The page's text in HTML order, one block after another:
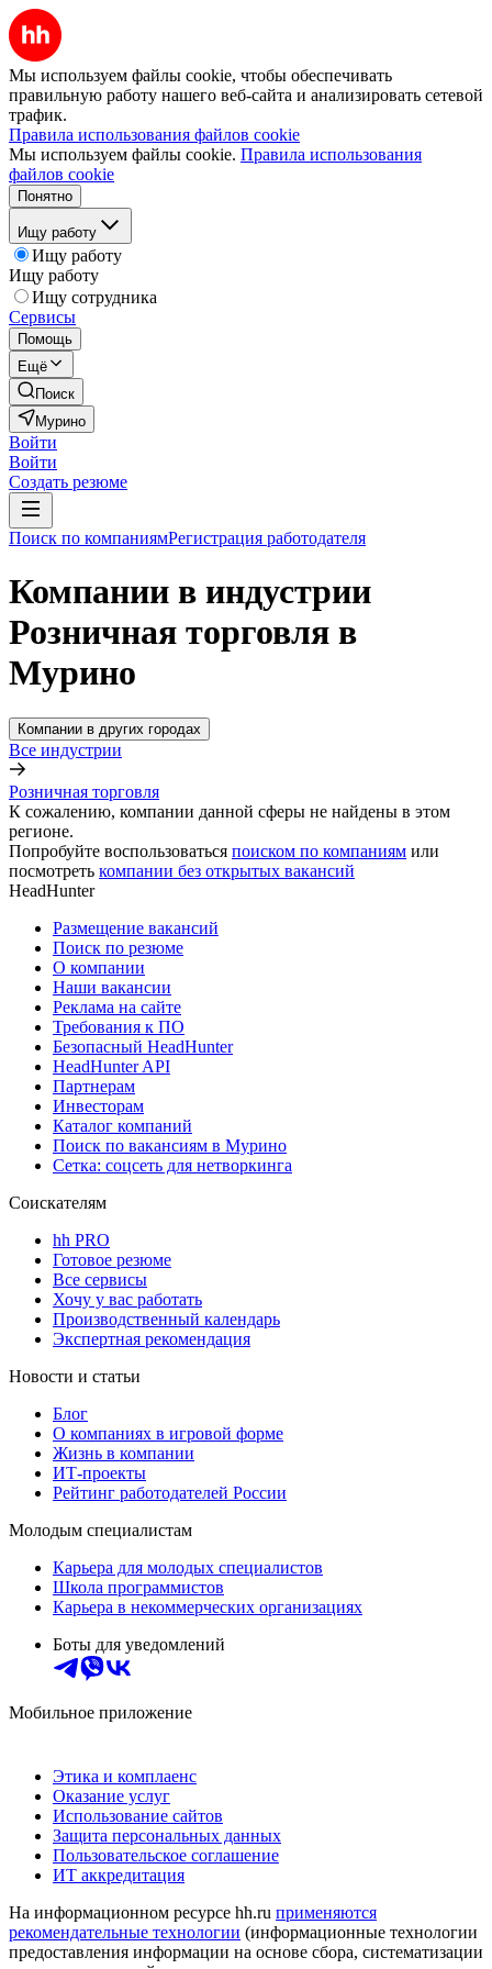
Мы используем файлы cookie, чтобы обеспечивать
правильную работу нашего веб-сайта и анализировать сетевой
трафик.
Правила использования файлов cookie
Мы используем файлы cookie. Правила использования
файлов cookie
Понятно
Ищу работу
Ищу работу
Ищу работу
Ищу сотрудника
Сервисы
Помощь
Ещё
Поиск
Мурино
Войти
Войти
Создать резюме
Поиск по компаниямРегистрация работодателя
Компании в индустрии
Розничная торговля в
Мурино
Компании в других городах
Все индустрии
Розничная торговля
К сожалению, компании данной сферы не найдены в этом
регионе.
Попробуйте воспользоваться поиском по компаниям или
посмотреть компании без открытых вакансий
HeadHunter
Размещение вакансий
Поиск по резюме
О компании
Наши вакансии
Реклама на сайте
Требования к ПО
Безопасный HeadHunter
HeadHunter API
Партнерам
Инвесторам
Каталог компаний
Поиск по вакансиям в Мурино
Сетка: соцсеть для нетворкинга
Соискателям
hh PRO
Готовое резюме
Все сервисы
Хочу у вас работать
Производственный календарь
Экспертная рекомендация
Новости и статьи
Блог
О компаниях в игровой форме
Жизнь в компании
ИТ-проекты
Рейтинг работодателей России
Молодым специалистам
Карьера для молодых специалистов
Школа программистов
Карьера в некоммерческих организациях
Боты для уведомлений
Мобильное приложение
Этика и комплаенс
Оказание услуг
Использование сайтов
Защита персональных данных
Пользовательское соглашение
ИТ аккредитация
На информационном ресурсе hh.ru применяются
рекомендательные технологии (информационные технологии
предоставления информации на основе сбора, систематизации